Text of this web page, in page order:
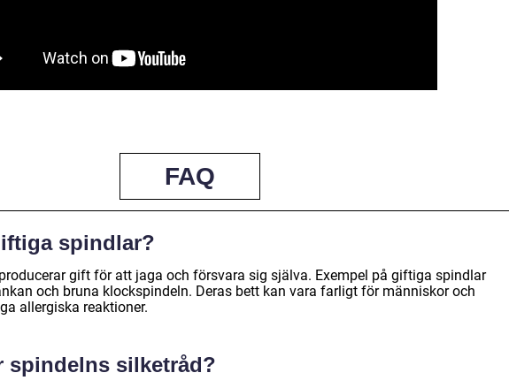
FAQ
spindlar?
gift för att jaga och försvara sig själva. Exempel på giftiga spindlar
och bruna klockspindeln. Deras bett kan vara farligt för människor och
allergiska reaktioner.
spindelns silketråd?